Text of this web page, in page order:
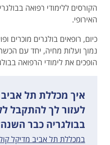
הקורסים ללימודי רפואה
האירופי.
כיום, רופאים בולגרים מוכרים
נמוך ועלות מחיה, יחד עם
הופכים את לימודי הרפואה
איך מכללת תל אביב
לעזור לך להתקבל
בבולגריה כבר
במכללת תל אביב מדיקל